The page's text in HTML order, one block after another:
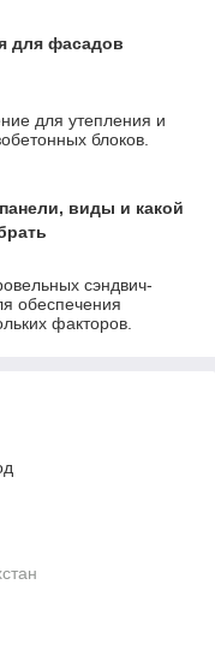
для фасадов
для утепления и
блоков.
виды и какой
сэндвич-
обеспечения
факторов.